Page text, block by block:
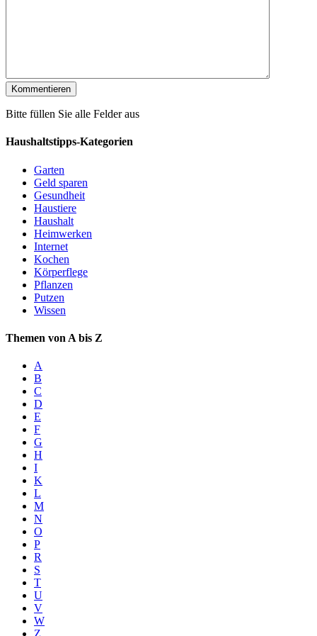
Bitte füllen Sie alle Felder aus
Haushaltstipps-Kategorien
Garten
Geld sparen
Gesundheit
Haustiere
Haushalt
Heimwerken
Internet
Kochen
Körperflege
Pflanzen
Putzen
Wissen
Themen von A bis Z
A
B
C
D
E
F
G
H
I
K
L
M
N
O
P
R
S
T
U
V
W